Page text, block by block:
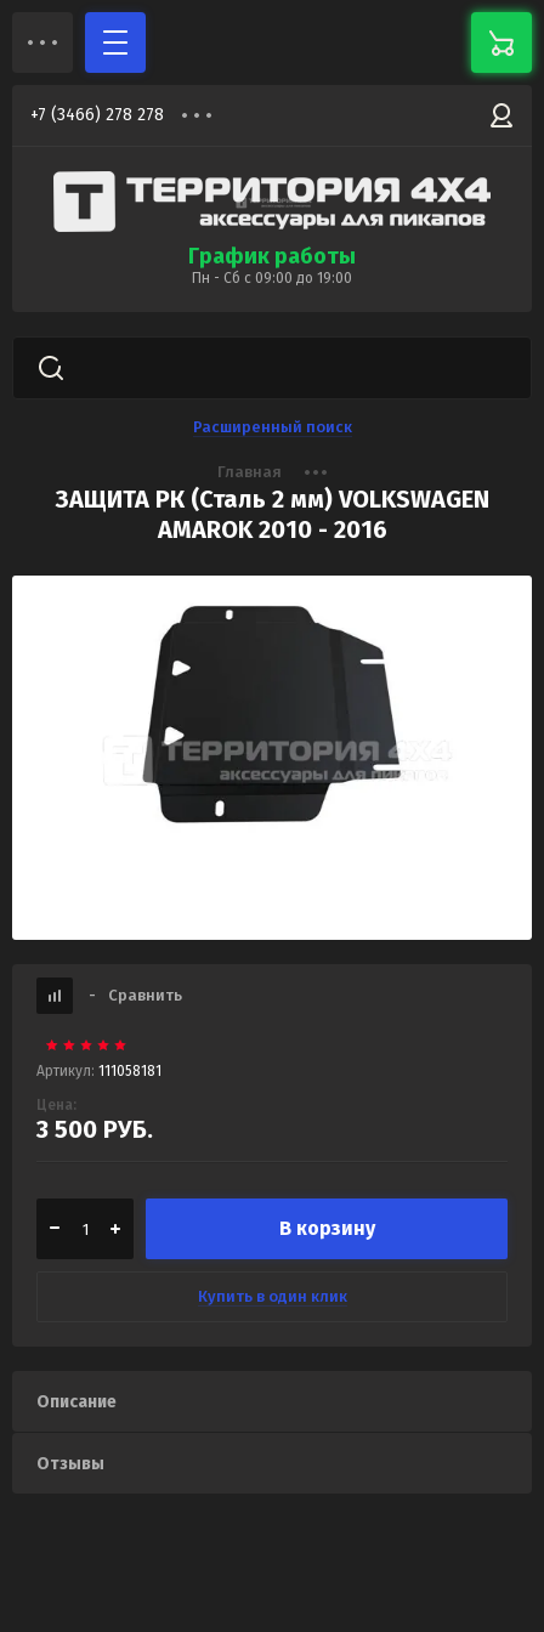
+7 (3466) 278 278
График работы
Пн - Сб с 09:00 до 19:00
Расширенный поиск
Главная
ЗАЩИТА РК (Сталь 2 мм) VOLKSWAGEN
AMAROK 2010 - 2016
- Сравнить
Артикул: 111058181
Цена:
3 500 РУБ.
В корзину
Купить в один клик
Описание
Отзывы